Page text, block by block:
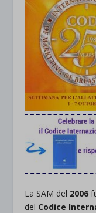
La SAM del 2006
del Codice